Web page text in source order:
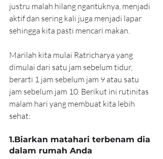
justru malah hilang ngantuknya, menjadi
aktif dan sering kali juga menjadi lapar
sehingga kita pasti mencari makan.
Marilah kita mulai Ratricharya yang
dimulai dari satu jam sebelum tidur,
berarti 1 jam sebelum jam 9 atau satu
jam sebelum jam 10. Berikut ini rutinitas
malam hari yang membuat kita lebih
sehat:
1.Biarkan matahari terbenam dia
dalam rumah Anda